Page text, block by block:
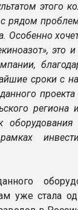
этого
с рядом
Особенно
это
сроки
региона
уже стала